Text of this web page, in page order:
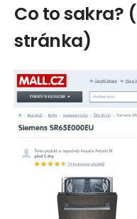
Co to sakra?
stránka)